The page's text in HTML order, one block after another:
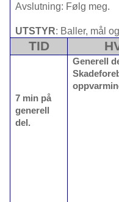
Avslutning: Følg meg.
UTSTYR: Baller, mål
TID
7 min på
generell
del.
Generell